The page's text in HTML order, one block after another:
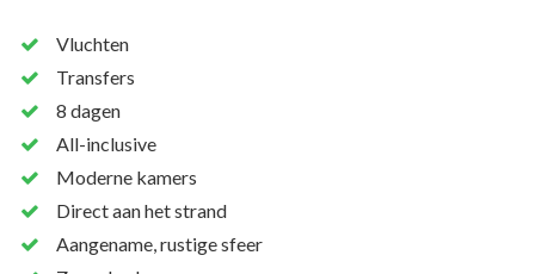
Vluchten
Transfers
8 dagen
All-inclusive
Moderne kamers
Direct aan het strand
Aangename, rustige sfeer